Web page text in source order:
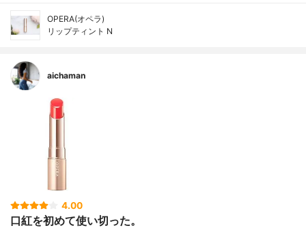
OPERA(オペラ)
リップティント N
aichaman
4.00
口紅を初めて使い切った。